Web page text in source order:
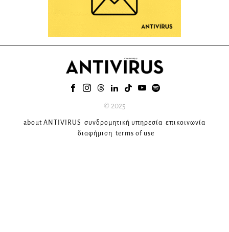
© 2025
about ANTIVIRUS συνδρομητική υπηρεσία επικοινωνία
διαφήμιση terms of use